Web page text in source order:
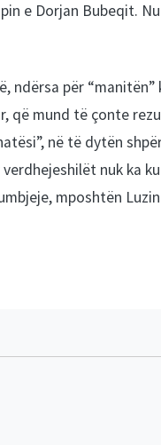
e Dorjan Bubeqit.
ndërsa për
që mund të çonte
në të dytën
verdhejeshilët nuk ka
mposhtën